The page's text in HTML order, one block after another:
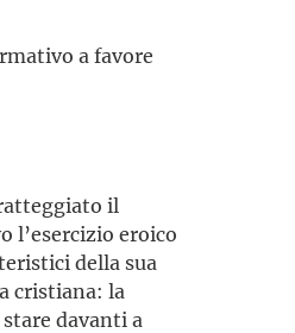
a favore
il
l’esercizio eroico
della sua
cristiana: la
davanti a